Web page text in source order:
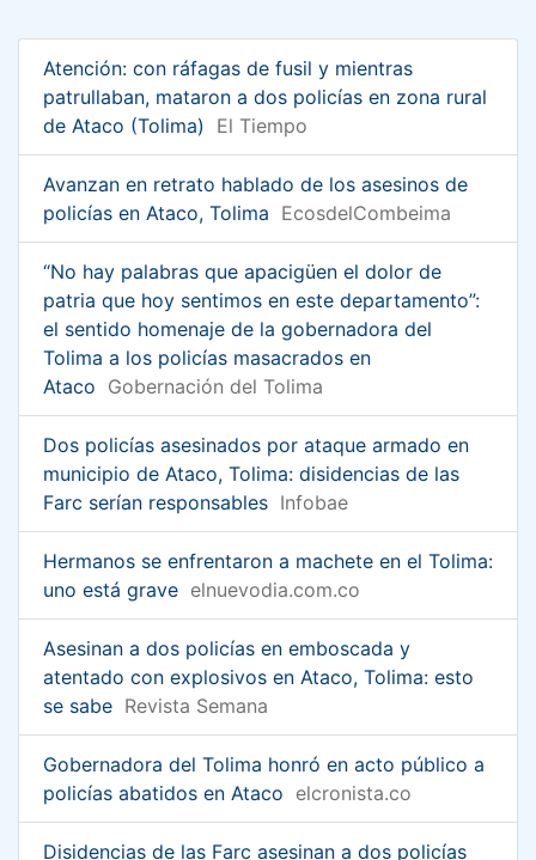
Atención: con ráfagas de fusil y mientras
patrullaban, mataron a dos policías en zona rural
de Ataco (Tolima)
El Tiempo
Avanzan en retrato hablado de los asesinos de
policías en Ataco, Tolima EcosdelCombeima
“No hay palabras que apacigüen el dolor de
patria que hoy sentimos en este departamento”:
el sentido homenaje de la gobernadora del
Tolima a los policías masacrados en
Ataco Gobernación del Tolima
Dos policías asesinados por ataque armado en
municipio de Ataco, Tolima: disidencias de las
Farc serían responsables Infobae
Hermanos se enfrentaron a machete en el Tolima:
uno está grave elnuevodia.com.co
Asesinan a dos policías en emboscada y
atentado con explosivos en Ataco, Tolima: esto
se sabe Revista Semana
Gobernadora del Tolima honró en acto público a
policías abatidos en Ataco elcronista.co
Disidencias de las Farc asesinan a dos policías